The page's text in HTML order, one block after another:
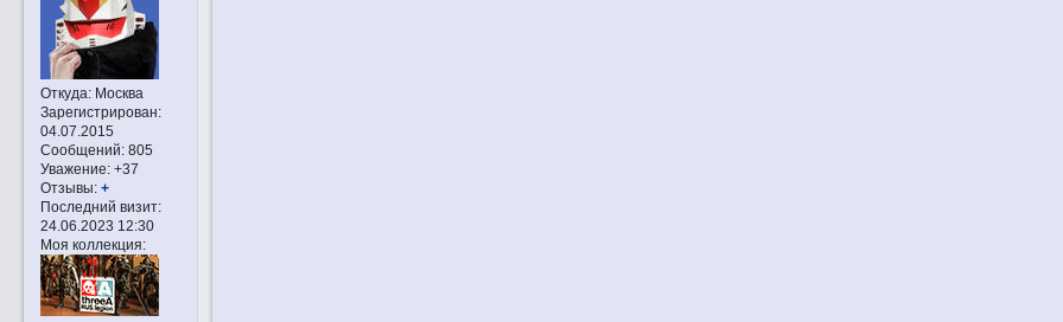
Откуда:Москва
Зарегистрирован:
04.07.2015
Сообщений:805
Уважение: +37
Отзывы: +
Последний визит:
24.06.2023 12:30
Моя коллекция: